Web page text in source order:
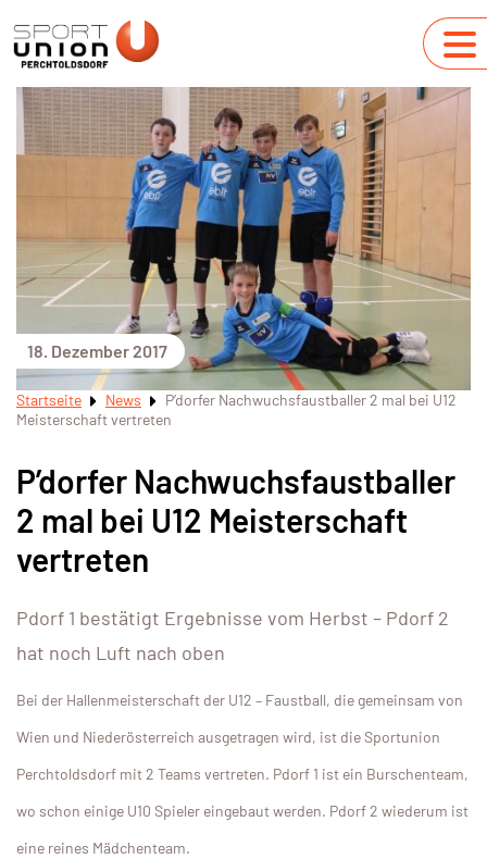
18. Dezember 2017
Startseite News
P’dorfer Nachwuchsfaustballer 2 mal bei U12
Meisterschaft vertreten
P’dorfer Nachwuchsfaustballer
2 mal bei U12 Meisterschaft
vertreten
Pdorf 1 bestätigt Ergebnisse vom Herbst – Pdorf 2
hat noch Luft nach oben
Bei der Hallenmeisterschaft der U12 – Faustball, die gemeinsam von
Wien und Niederösterreich ausgetragen wird, ist die Sportunion
Perchtoldsdorf mit 2 Teams vertreten. Pdorf 1 ist ein Burschenteam,
wo schon einige U10 Spieler eingebaut werden. Pdorf 2 wiederum ist
eine reines Mädchenteam.